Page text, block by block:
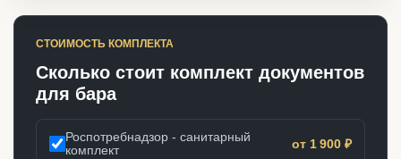
СТОИМОСТЬ КОМПЛЕКТА
Сколько стоит комплект документов
для бара
Роспотребнадзор - санитарный
комплект
от 1 900 ₽